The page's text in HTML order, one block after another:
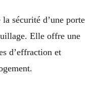
sécurité d’une porte
Elle offre une
d’effraction et